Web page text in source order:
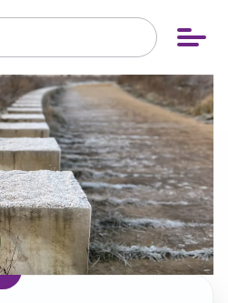
Open
menu